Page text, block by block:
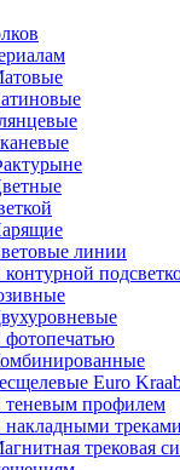
линии
Euro
теневым профилем
треками
трековая